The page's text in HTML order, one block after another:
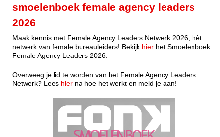
smoelenboek female agency leaders
2026
Maak kennis met Female Agency Leaders Netwerk 2026, hèt
netwerk van female bureauleiders! Bekijk hier het Smoelenboek
Female Agency Leaders 2026.
Overweeg je lid te worden van het Female Agency Leaders
Netwerk? Lees hier na hoe het werkt en meld je aan!